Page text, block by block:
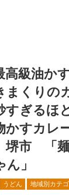
高級油か
まくりの
すぎるほ
かすカレ
堺市 「
ん」
うどん 地域別カテ